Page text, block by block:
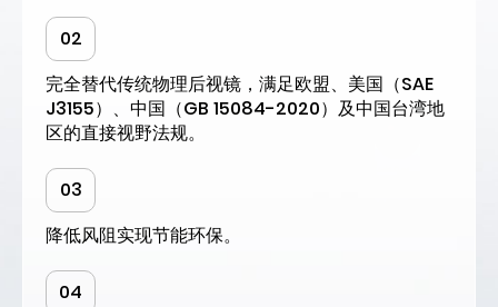
02
完全替代传统物理后视镜，满足欧盟、美国（SAE
J3155）、中国（GB 15084-2020）及中国台湾地
区的直接视野法规。
03
降低风阻实现节能环保。
04